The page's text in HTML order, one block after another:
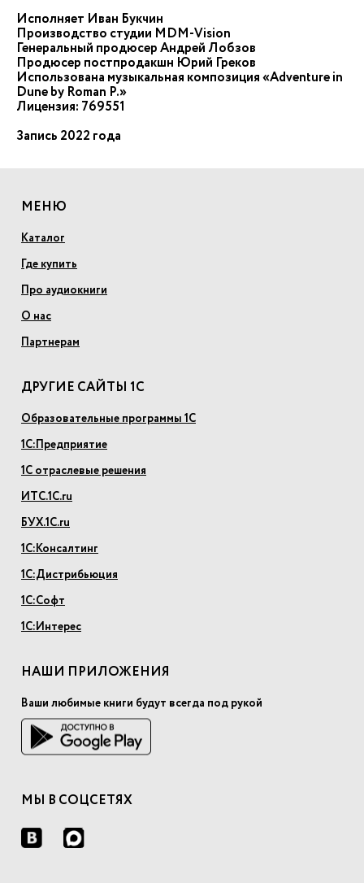
Исполняет Иван Букчин
Производство студии MDM-Vision
Генеральный продюсер Андрей Лобзов
Продюсер постпродакшн Юрий Греков
Использована музыкальная композиция «Adventure in
Dune by Roman P.»
Лицензия: 769551
Запись 2022 года
МЕНЮ
Каталог
Где купить
Про аудиокниги
О нас
Партнерам
ДРУГИЕ САЙТЫ 1С
Образовательные программы 1С
1С:Предприятие
1С отраслевые решения
ИТС.1С.ru
БУХ.1С.ru
1С:Консалтинг
1С:Дистрибьюция
1С:Софт
1С:Интерес
НАШИ ПРИЛОЖЕНИЯ
Ваши любимые книги будут всегда под рукой
МЫ В СОЦСЕТЯХ